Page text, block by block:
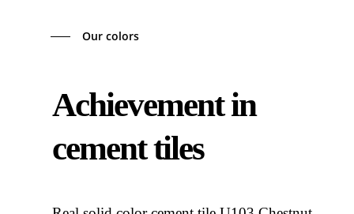
Our colors
Achievement in
cement tiles